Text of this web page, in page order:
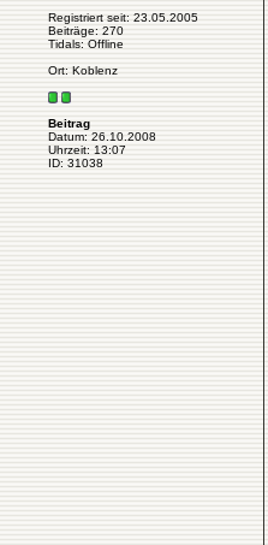
Registriert seit: 23.05.2005
Beiträge: 270
Tidals: Offline
Ort: Koblenz
Beitrag
Datum: 26.10.2008
Uhrzeit: 13:07
ID: 31038